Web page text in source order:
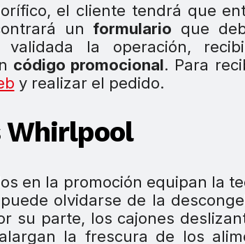
el cliente tendrá que
un formulario que
validada la operación,
código promocional. Para
y realizar el pedido.
Whirlpool
en la promoción equipan la
olvidarse de la
su parte, los cajones
la frescura de los